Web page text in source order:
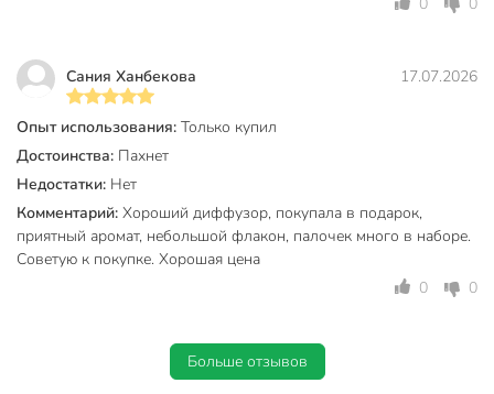
Сания Ханбекова 17.07.2026
Опыт использования: Только купил
Достоинства: Пахнет
Недостатки: Нет
Комментарий: Хороший диффузор, покупала в подарок,
приятный аромат, небольшой флакон, палочек много в наборе.
Советую к покупке. Хорошая цена
0
0
Больше отзывов